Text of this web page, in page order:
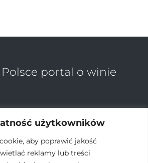
użytkowników
aby poprawić jakość
reklamy lub treści
portal o winie
44